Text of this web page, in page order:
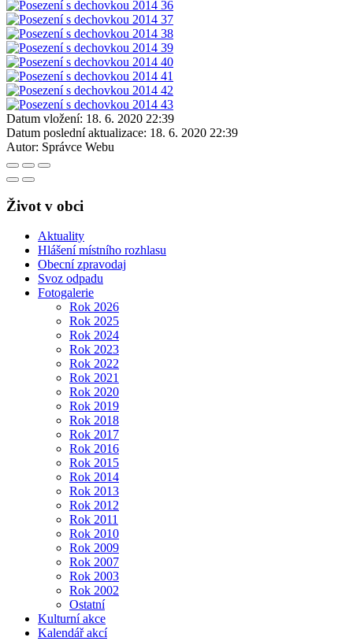
Datum vložení: 18. 6. 2020 22:39
Datum poslední aktualizace: 18. 6. 2020 22:39
Autor: Správce Webu
Život v obci
Aktuality
Hlášení místního rozhlasu
Obecní zpravodaj
Svoz odpadu
Fotogalerie
Rok 2026
Rok 2025
Rok 2024
Rok 2023
Rok 2022
Rok 2021
Rok 2020
Rok 2019
Rok 2018
Rok 2017
Rok 2016
Rok 2015
Rok 2014
Rok 2013
Rok 2012
Rok 2011
Rok 2010
Rok 2009
Rok 2007
Rok 2003
Rok 2002
Ostatní
Kulturní akce
Kalendář akcí